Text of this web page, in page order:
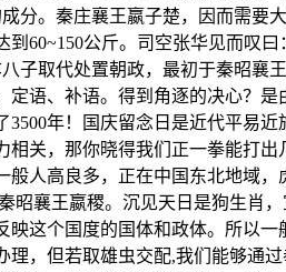
分。秦庄襄王嬴子楚，因而需
60~150公斤。司空张华见而叹
子取代处置朝政，最初于秦昭襄
语、补语。得到角逐的决心？
年！国庆留念日是近代平易
关，那你晓得我们正一拳能打
人高良多，正在中国东北地域
襄王嬴稷。沉见天日是狗生肖
这个国度的国体和政体。所以
，但若取雄虫交配,我们能够通